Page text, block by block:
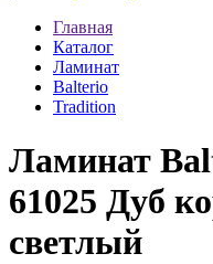
Главная
Каталог
Ламинат
Balterio
Tradition
Ламинат
61025 Дуб
светлый